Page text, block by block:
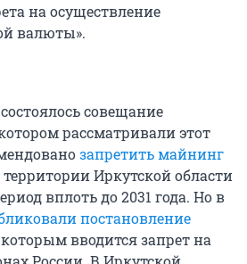
на осуществление
валюты».
совещание
рассматривали этот
запретить майнинг
территории Иркутской области
вплоть до 2031 года. Но в
постановление
которым вводится запрет на